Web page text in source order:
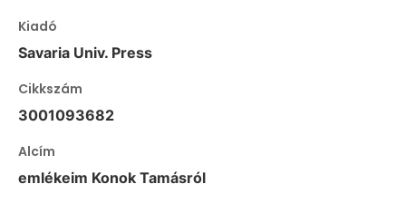
Kiadó
Savaria Univ. Press
Cikkszám
3001093682
Alcím
emlékeim Konok Tamásról